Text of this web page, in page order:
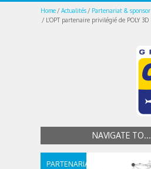
Home Actualités
Partenariat & sponsor
L’OPT partenaire privilégié de POLY 3D
NAVIGATE TO...
PARTENARIAT